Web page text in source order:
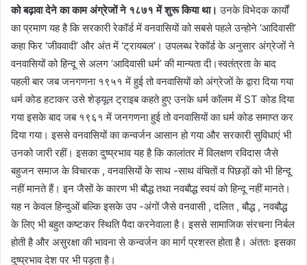
को बढ़ावा देने का काम अंग्रेजों ने १८७१ में शुरू किया था।उनके विभेदक कार्यों
का प्रमाण यह है कि सरकारी रेकॉर्ड में वनवासियों को सबसे पहले उन्होने ‘आदिवासी’
कहा फिर ‘जीववादी’ और अंत में ‘ट्रायबल’। उपलब्ध रेकॉर्ड के अनुसार अंग्रेजों ने
वनवासियों को हिन्दू से अलग ‘आदिवासी धर्म’ की मान्यता दी।स्वतंत्रता के बाद
पहली बार जब जनगणना १९५१ में हुई तो वनवासियों को अंग्रेजों के द्वारा दिया गया
धर्म कोड हटाकर उसे शेड्यूल ट्राइब कहते हुए उनके धर्म कॉलम में ST कोड दिया
गया इसके बाद जब १९६१ में जनगणना हुई तो वनवासियों का धर्म कोड समाप्त कर
दिया गया। इससे वनवासियों का कन्वर्जन आसान हो गया और सरकारी सुविधाएं भी
उनको जारी रहीं। इसका दुष्प्रभाव यह है कि कालांतर में विलक्षण रविदास जैसे
बहुजन समाज के विचारक , वनवासियों के साथ -साथ वंचितों व पिछड़ों को भी हिन्दू
नहीं मानते हैं। इन जैसों के कारण भी बौद्ध तथा नवबौद्ध स्वयं को हिन्दू नहीं मानते।
यह न केवल हिन्दुओं बल्कि इसके उप -अंगों जैसे वनवासी , दलित , बौद्ध , नवबौद्ध
के लिए भी बहुत कष्टकर स्थिति पैदा करनेवाला है। इससे सामाजिक संरचना निर्बल
होती है और असुरक्षा की भावना से कन्वर्जन का मार्ग प्रशस्त होता है। अंततः इसका
दुष्प्रभाव देश पर भी पड़ता है।